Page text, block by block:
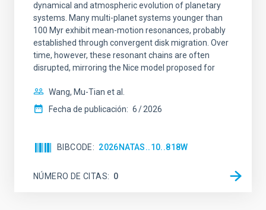
dynamical and atmospheric evolution of planetary
systems. Many multi-planet systems younger than
100 Myr exhibit mean-motion resonances, probably
established through convergent disk migration. Over
time, however, these resonant chains are often
disrupted, mirroring the Nice model proposed for
Wang, Mu-Tian et al.
Fecha de publicación: 6 2026
BIBCODE 2026NATAS..10..818W
NÚMERO DE CITAS 0